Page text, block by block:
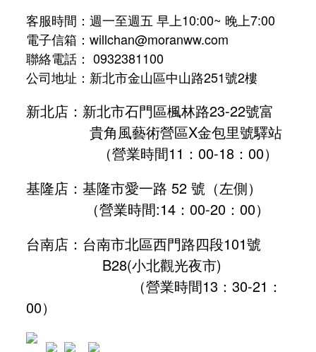
客服時間：週一至週五 早上10:00~ 晚上7:00
電子信箱：willchan@moranww.com
聯絡電話： 0932381100
公司地址：新北市金山區中山路251號2樓
新北店：新北市石門區楓林路23-22號富
貴角風藝術營區X金包里號驛站
（營業時間11：00-18：00）
基隆店：基隆市愛一路 52 號（左側）
（營業時間:14：00-20：00）
台南店：台南市北區西門路四段101號
B28(小北觀光夜市)
（營業時間13：30-21：
00）